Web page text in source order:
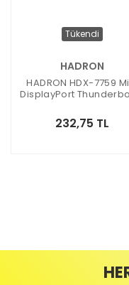
Tükendi
HADRON
HADRON HDX-7759
DisplayPort
232,75 TL